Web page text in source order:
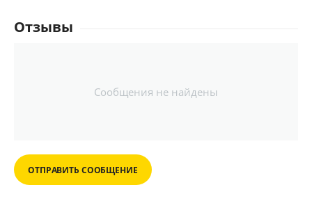
Отзывы
Сообщения не найдены
ОТПРАВИТЬ СООБЩЕНИЕ